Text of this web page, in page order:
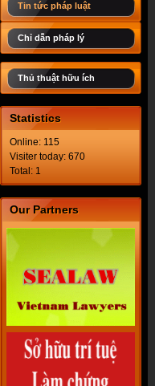
Tin tức pháp luật
Chỉ dẫn pháp lý
Thủ thuật hữu ích
Statistics
Online: 115
Visiter today: 670
Total: 1
Our Partners